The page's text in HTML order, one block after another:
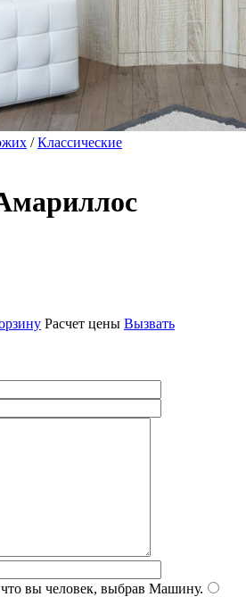
/Классические
Расчет цены Вызвать
вы человек, выбрав Машину.